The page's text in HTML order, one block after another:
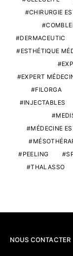
CHIRURGIE
DERMACEUTIC
ESTHÉTIQUE
EXPERT
FILORGA
INJECTABLES
MÉDECINE
PEELING
THALASSO
NOUS CONTACTER